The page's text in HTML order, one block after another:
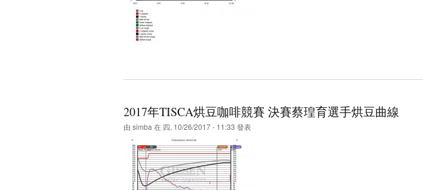
2017年TISCA烘豆咖啡競賽 決賽蔡瑝育選手烘豆曲線
由 simba 在 四, 10/26/2017 - 11:33 發表